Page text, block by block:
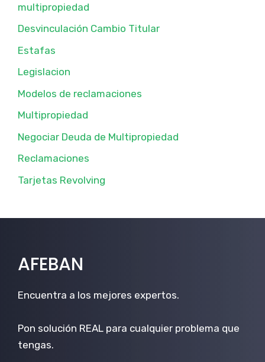
multipropiedad
Desvinculación Cambio Titular
Estafas
Legislacion
Modelos de reclamaciones
Multipropiedad
Negociar Deuda de Multipropiedad
Reclamaciones
Tarjetas Revolving
AFEBAN
Encuentra a los mejores expertos.
Pon solución REAL para cualquier problema que
tengas.